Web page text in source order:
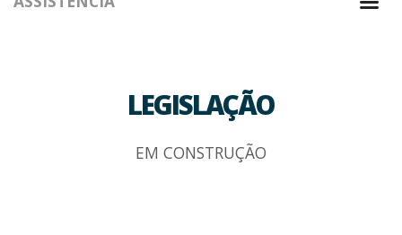
LEGISLAÇÃO
EM CONSTRUÇÃO